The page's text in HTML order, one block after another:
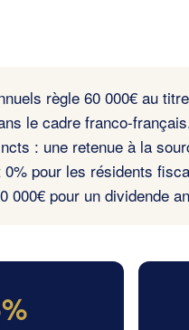
règle 60 000€ au
le cadre franco-
: une retenue à la
pour les résidents
pour un dividende